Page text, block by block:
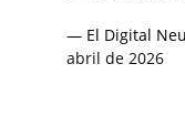
— El Digital
abril de 2026